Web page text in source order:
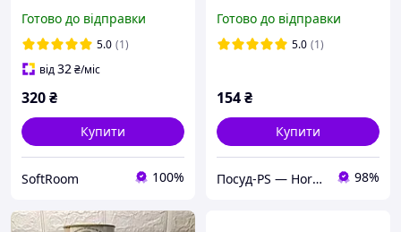
поглинання вологи білий
Готово до відправки
5.0 (1)
від32₴/міс
320₴
Купити
SoftRoom 100%
малюнком пташка, 388
Elif
Готово до відправки
5.0 (1)
154₴
Купити
Посуд-PS — Horeca Посуд Подарунки 98%